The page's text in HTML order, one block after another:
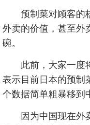
预制菜对顾客的核
外卖的价值，甚至外
碗。
此前，大家一度将
表示目前日本的预制
个数据简单粗暴移到
因为中国现在外卖